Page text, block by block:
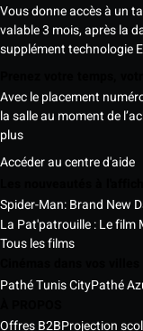
Vous donne accès à un
valable 3 mois, après la
supplément technologie
Avec le placement
la salle au moment de
plus
Accéder au centre d'aide
Spider-Man: Brand New
La Pat'patrouille : Le film
Tous les films
Pathé Tunis CityPathé
Offres B2BProjection